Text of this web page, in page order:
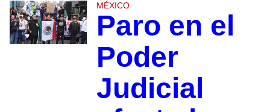
MÉXICO
Paro en el
Poder
Judicial